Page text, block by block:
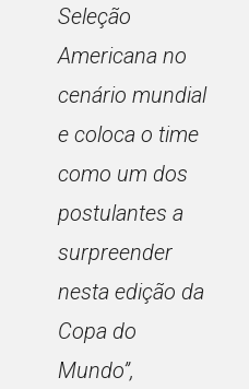
Seleção
Americana no
cenário mundial
e coloca o time
como um dos
postulantes a
surpreender
nesta edição da
Copa do
Mundo”,